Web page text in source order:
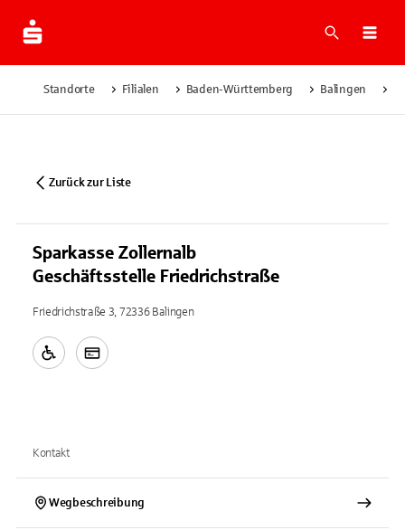
Suche
Standorte Filialen Baden-Württemberg Balingen
Zurück zur Liste
Sparkasse Zollernalb
Geschäftsstelle Friedrichstraße
Friedrichstraße 3, 72336 Balingen
Kontakt
Wegbeschreibung